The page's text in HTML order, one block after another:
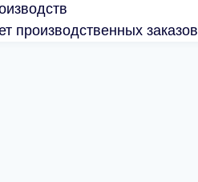
производственных заказов